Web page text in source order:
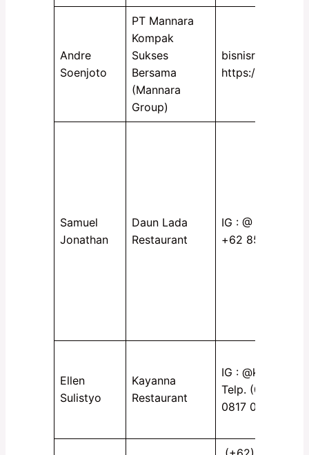
Andre
Soenjoto
PT Mannara
Kompak
Sukses
Bersama
(Mannara
Group)
bisnisresto.com
https://
Samuel
Jonathan
Daun Lada
Restaurant
IG : @
+62 857-8528-
Ellen
Sulistyo
Kayanna
Restaurant
IG :
Telp. (031)
0817 0399 8000